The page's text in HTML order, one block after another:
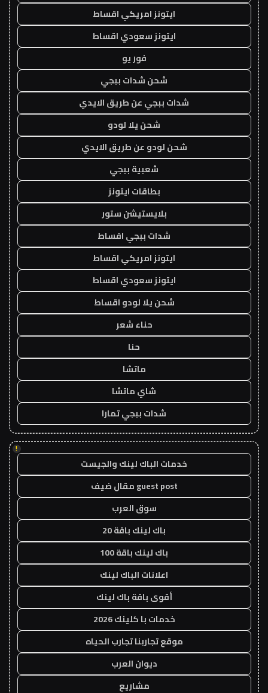
ايتونز امريكي اقساط
ايتونز سعودي اقساط
فور يو
شحن شدات ببجي
شدات ببجي عن طريق الايدي
شحن يلا لودو
شحن لودو عن طريق الايدي
شعبية ببجي
بطاقات ايتونز
بلايستيشن ستور
شدات ببجي اقساط
ايتونز امريكي اقساط
ايتونز سعودي اقساط
شحن يلا لودو اقساط
حناء شعر
حنا
ماتشا
شاي ماتشا
شدات ببجي تمارا
!
خدمات الباك لينك والجيست
guest post مقال ضيف
سوق العرب
باك لينك باقة 20
باك لينك باقة 100
اعلانات الباك لينك
أقوى باقة باك لينك
خدمات با كلينك 2026
موقع تجاربنا تجارب الحياه
ديوان العرب
مشاريع